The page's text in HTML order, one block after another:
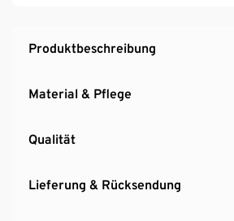
Produktbeschreibung
Material & Pflege
Qualität
Lieferung & Rücksendung